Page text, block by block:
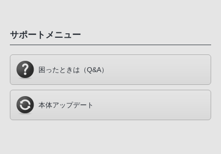
サポートメニュー
困ったときは （Q&A）
本体アップデート